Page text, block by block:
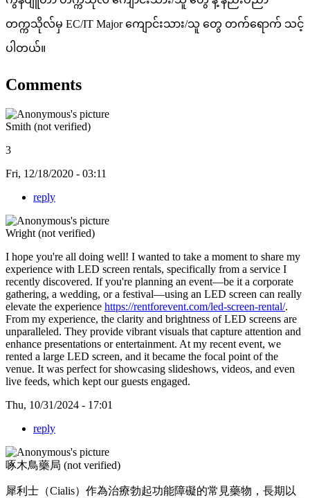
တက္ကသိုလ်မှ EC/IT Major ကျောင်းသား/သူ တွေ တက်ရောက် သင့်
ပါတယ်။
Comments
Smith (not verified)
3
Fri, 12/18/2020 - 03:11
reply
Wright (not verified)
I hope you're all doing well! I wanted to take a moment to share my
experience with LED screen rentals, specifically from a service I
recently discovered. If you're planning an event—be it a corporate
gathering, a wedding, or a festival—using an LED screen can really
elevate the experience https://rentforevent.com/led-screen-rental/.
From my experience, the clarity and brightness of LED screens are
unparalleled. They provide vibrant visuals that capture attention and
enhance presentations or entertainment. At my recent event, we
rented a large LED screen, and it became the focal point of the
venue. It was perfect for showcasing slideshows, videos, and even
live feeds, which kept our guests engaged.
Thu, 10/31/2024 - 17:01
reply
啄木鳥藥局 (not verified)
犀利士（Cialis）作為治療勃起功能障礙的常見藥物，長期以